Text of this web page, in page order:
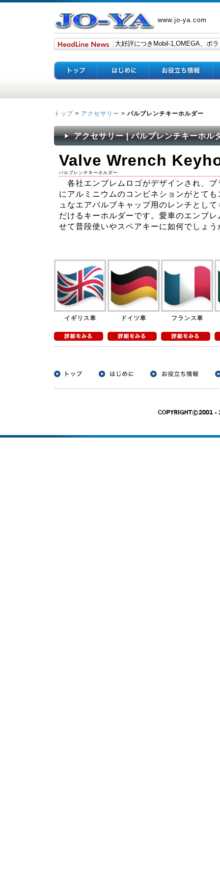
www.jo-ya.com
トップ > アクセサリー > バルブレンチキーホルダー
アクセサリー | バルブレンチキーホル
Valve Wrench
バルブレンチキーホルダー
各社エンブレムロゴがデザインされ、ブ
にアルミニウムのコンビネションがとて
ュなエアバルブキャップ用のレンチとし
だけるキーホルダーです。愛車のエンブ
せて普段使いやスペアキーに如何でしょう
イギリス車 ドイツ車 フランス車